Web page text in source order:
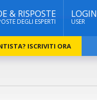
& RISPOSTE
DEGLI ESPERTI
LOGIN
USER
ISCRIVITI ORA